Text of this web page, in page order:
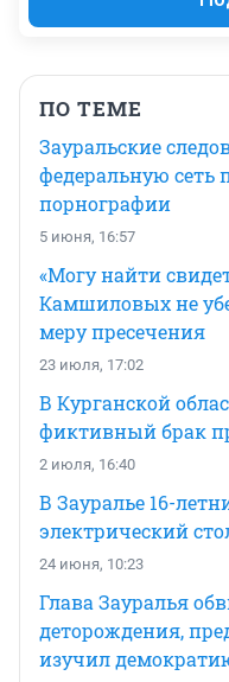
ПО ТЕМЕ
Зауральские
федеральную сеть
порнографии
5 июня, 16:57
«Могу найти
Камшиловых не
меру пресечения
23 июля, 17:02
В Курганской
фиктивный брак
2 июля, 16:40
В Зауралье 16-
электрический
24 июня, 10:23
Глава Зауралья
деторождения,
изучил